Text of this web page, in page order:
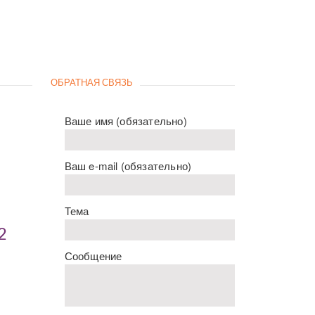
ОБРАТНАЯ СВЯЗЬ
Ваше имя (обязательно)
Ваш e-mail (обязательно)
Тема
Сообщение